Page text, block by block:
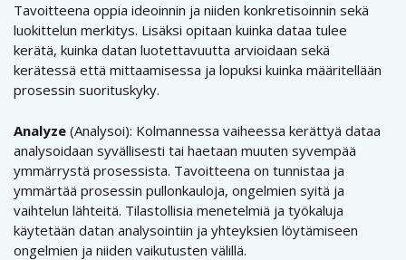
Tavoitteena oppia ideoinnin ja niiden konkretisoinnin sekä
luokittelun merkitys. Lisäksi opitaan kuinka dataa tulee
kerätä, kuinka datan luotettavuutta arvioidaan sekä
kerätessä että mittaamisessa ja lopuksi kuinka määritellään
prosessin suorituskyky.
Analyze (Analysoi): Kolmannessa vaiheessa kerättyä dataa
analysoidaan syvällisesti tai haetaan muuten syvempää
ymmärrystä prosessista. Tavoitteena on tunnistaa ja
ymmärtää prosessin pullonkauloja, ongelmien syitä ja
vaihtelun lähteitä. Tilastollisia menetelmiä ja työkaluja
käytetään datan analysointiin ja yhteyksien löytämiseen
ongelmien ja niiden vaikutusten välillä.